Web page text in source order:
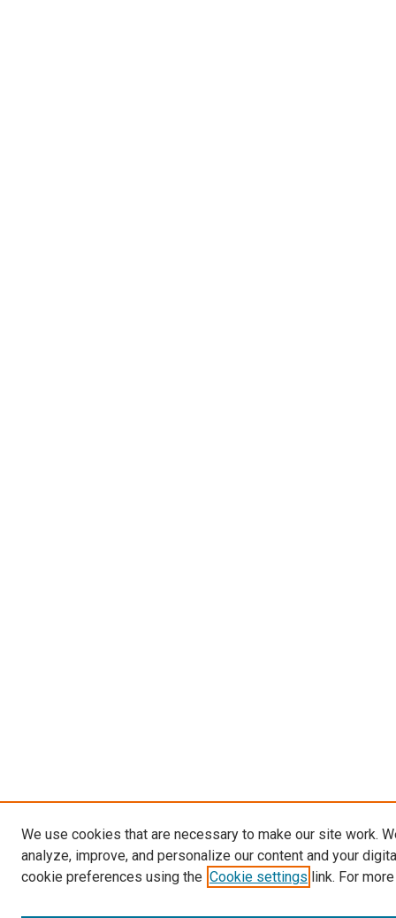
We use cookies that are necessary to make our site work.
analyze, improve, and personalize our content and your
cookie preferences using the Cookie settings link. For